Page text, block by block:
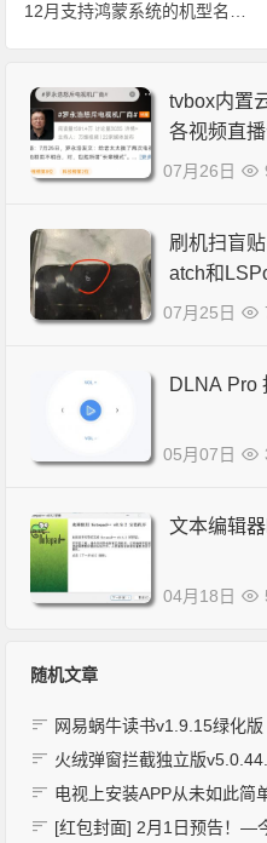
12月支持鸿蒙系统的机型名单！想尝鲜的可以注意了！
tvbox内置
各视频直
07月26日
刷机扫盲
atch和
07月25日
DLNA Pro
05月07日
文本编辑
04月18日
随机文章
网易蜗牛读书v1.9.15绿化版
火绒弹窗拦截独立版
电视上安装APP从未如此简单
[红包封面] 2月1日预告！—